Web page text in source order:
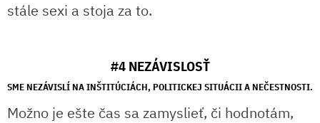
stále sexi a stoja za to.
#4 NEZÁVISLOSŤ
SME NEZÁVISLÍ NA INŠTITÚCIÁCH, POLITICKEJ SITUÁCII A NEČESTNOSTI.
Možno je ešte čas sa zamyslieť, či hodnotám,